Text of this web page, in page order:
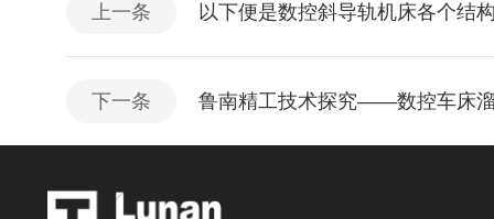
上一条 以下便是数控斜导轨机床各个结
下一条 鲁南精工技术探究——数控车床